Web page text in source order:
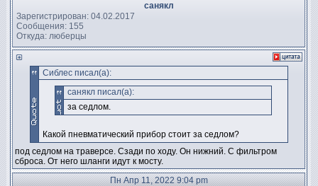
санякл
Зарегистрирован: 04.02.2017
Сообщения: 155
Откуда: люберцы
Сиблес писал(а):
санякл писал(а):
за седлом.
Какой пневматический прибор стоит за седлом?
под седлом на траверсе. Сзади по ходу. Он нижний. С фильтром
сброса. От него шланги идут к мосту.
Пн Апр 11, 2022 9:04 pm